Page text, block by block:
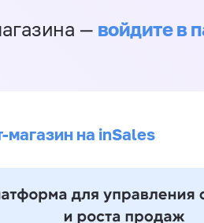
— войдите в
магазин на inSales